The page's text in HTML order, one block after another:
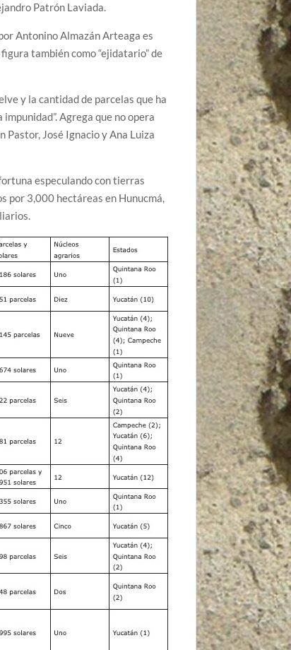
Patrón Laviada.
Antonino Almazán Arteaga es
también como “ejidatario” de
y la cantidad de parcelas que ha
Agrega que no opera
José Ignacio y Ana Luiza
especulando con tierras
por 3,000 hectáreas en Hunucmá,